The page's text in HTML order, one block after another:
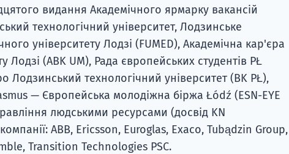
видання Академічного ярмарку вакансій
технологічний університет, Лодзинське
університету Лодзі (FUMED), Академічна кар'єра
Лодзі (ABK UM), Рада європейських студентів PŁ
Лодзинський технологічний університет (BK PŁ),
— Європейська молодіжна біржа Łódź (ESN-EYE
людськими ресурсами (досвід KN
ABB, Ericsson, Euroglas, Exaco, Tubądzin Group,
Transition Technologies PSC.